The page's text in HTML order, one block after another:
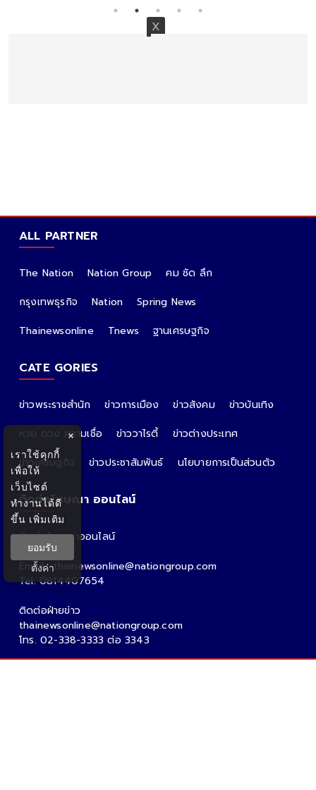
ALL PARTNER
The Nation Nation Group
คม ชัด ลึก
กรุงเทพธุรกิจ
Nation
Spring News
Thainewsonline
Tnews ฐานเศรษฐกิจ
CATE GORIES
ข่าวพระราชสำนัก ข่าวการเมือง ข่าวสังคม
ข่าวบันเทิง
หวย ดวง ความเชื่อ
ข่าววาไรตี้
ข่าวต่างประเทศ
ข่าวเศรษฐกิจ
ข่าวประชาสัมพันธ์ นโยบายการเป็นส่วนตัว
ติดต่อโฆษณา ออนไลน์
ติดต่อโฆษณาออนไลน์
คุณอ้อ
Email : thainewsonline@nationgroup.com
Tel: 0814407654
ติดต่อฝ่ายข่าว
thainewsonline@nationgroup.com
โทร. 02-338-3333 ต่อ 3343
×
เราใช้คุกกี้
เพื่อให้
เว็บไซต์
ทำงานได้ดี
ขึ้น เพิ่มเติม
ยอมรับ
ตั้งค่า